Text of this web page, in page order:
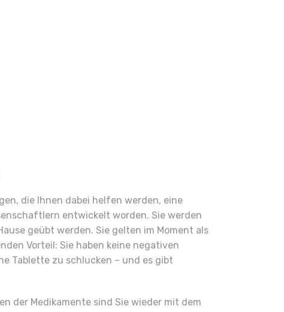
die Ihnen dabei helfen werden, eine
entwickelt worden. Sie werden
geübt werden. Sie gelten im Moment als
Vorteil: Sie haben keine negativen
Tablette zu schlucken – und es gibt
der Medikamente sind Sie wieder mit dem